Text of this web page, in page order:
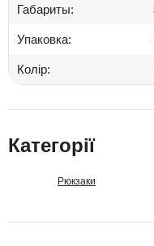
Габариты:
Упаковка:
Колір:
Категорії
Рюкзаки